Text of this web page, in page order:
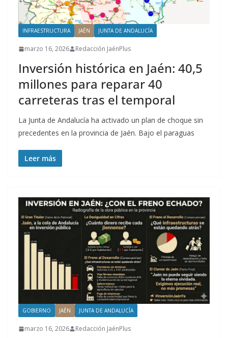
INFRAESTRUCTURA JAÉN JUNTA DE ANDALUCÍA
marzo 16, 2026 Redacción JaénPlus
Inversión histórica en Jaén: 40,5
millones para reparar 40
carreteras tras el temporal
La Junta de Andalucía ha activado un plan de choque sin
precedentes en la provincia de Jaén. Bajo el paraguas
Leer más
GOBIERNO JAÉN JUNTA DE ANDALUCÍA
marzo 16, 2026 Redacción JaénPlus